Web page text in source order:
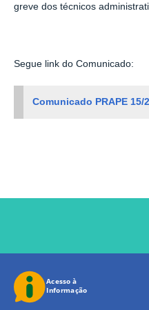
greve dos técnicos
Segue link do Comunicado:
Comunicado PRAPE 15/